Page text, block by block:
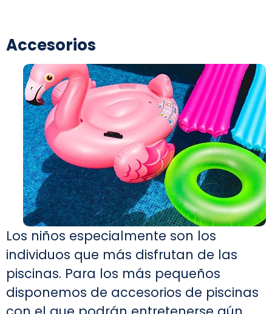
Accesorios
Los niños especialmente son los
individuos que más disfrutan de las
piscinas. Para los más pequeños
disponemos de accesorios de piscinas